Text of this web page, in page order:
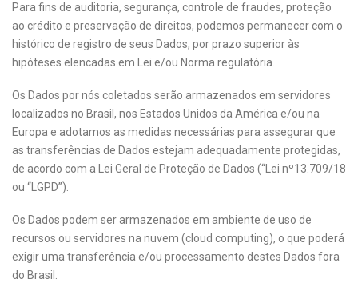
Para fins de auditoria, segurança, controle de fraudes, proteção
ao crédito e preservação de direitos, podemos permanecer com o
histórico de registro de seus Dados, por prazo superior às
hipóteses elencadas em Lei e/ou Norma regulatória.
Os Dados por nós coletados serão armazenados em servidores
localizados no Brasil, nos Estados Unidos da América e/ou na
Europa e adotamos as medidas necessárias para assegurar que
as transferências de Dados estejam adequadamente protegidas,
de acordo com a Lei Geral de Proteção de Dados (“Lei nº13.709/18
ou “LGPD”).
Os Dados podem ser armazenados em ambiente de uso de
recursos ou servidores na nuvem (cloud computing), o que poderá
exigir uma transferência e/ou processamento destes Dados fora
do Brasil.